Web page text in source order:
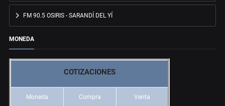
FM 90.5 OSIRIS - SARANDÍ DEL YÍ
MONEDA
COTIZACIONES
Moneda Compra Venta